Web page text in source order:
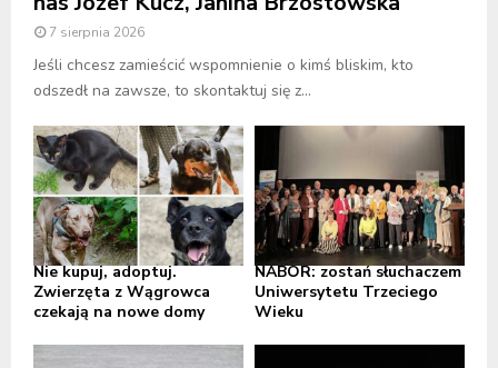
7 sierpnia 2026
Jeśli chcesz zamieścić wspomnienie o kimś bliskim, kto
odszedł na zawsze, to skontaktuj się z...
Nie kupuj, adoptuj.
Zwierzęta z Wągrowca
czekają na nowe domy
NABÓR: zostań słuchaczem
Uniwersytetu Trzeciego
Wieku